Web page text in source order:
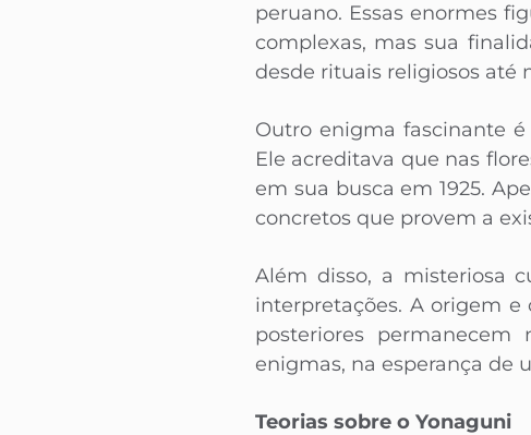
peruano. Essas enormes
complexas, mas sua
desde rituais religiosos até
Outro enigma fascinante
Ele acreditava que nas
em sua busca em 1925.
concretos que provem a
Além disso, a misteriosa
interpretações. A origem
posteriores permanecem
enigmas, na esperança de
Teorias sobre o Yonaguni